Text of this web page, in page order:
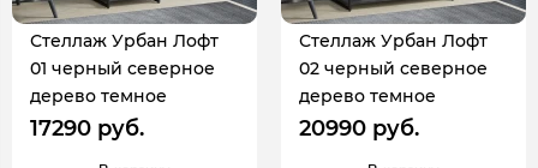
Стеллаж Урбан Лофт
01 черный северное
дерево темное
17290 руб.
Стеллаж Урбан Лофт
02 черный северное
дерево темное
20990 руб.